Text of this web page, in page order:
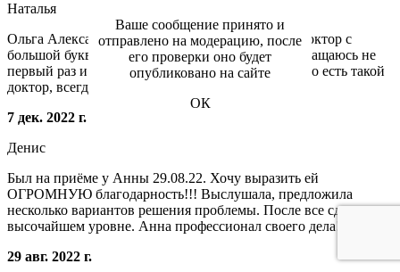
Наталья
Ольга Александровна, очень опытный доктор. Доктор с
большой буквы. Очень, очень благодарна ей. Обращаюсь не
первый раз и как всегда на высоте. Благодарю, что есть такой
доктор, всегда скажет, что и как нужно.
7 дек. 2022 г.
Денис
Был на приёме у Анны 29.08.22. Хочу выразить ей
ОГРОМНУЮ благодарность!!! Выслушала, предложила
несколько вариантов решения проблемы. После все сделала на
высочайшем уровне. Анна профессионал своего дела!!!
29 авг. 2022 г.
Ваше сообщение принято и
отправлено на модерацию, после
его проверки оно будет
опубликовано на сайте
ОК